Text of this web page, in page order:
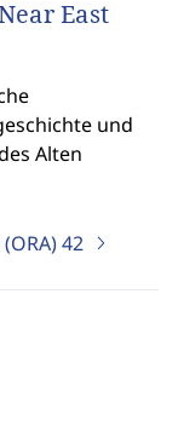
East
und
Alten
42